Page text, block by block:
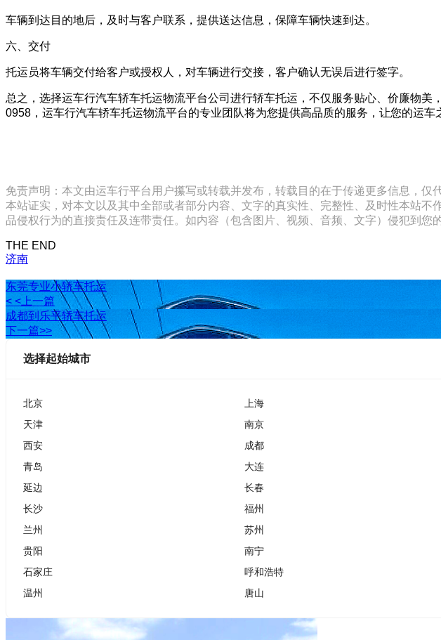
车辆到达目的地后，及时与客户联系，提供送达信息，保障车辆快速到达。
六、交付
托运员将车辆交付给客户或授权人，对车辆进行交接，客户确认无误后进行签字。
总之，选择运车行汽车轿车托运物流平台公司进行轿车托运，不仅服务贴心、价廉物
0958，运车行汽车轿车托运物流平台的专业团队将为您提供高品质的服务，让您的运车
免责声明：本文由运车行平台用户攥写或转载并发布，转载目的在于传递更多信息，
本站证实，对本文以及其中全部或者部分内容、文字的真实性、完整性、及时性本站
品侵权行为的直接责任及连带责任。如内容（包含图片、视频、音频、文字）侵犯到
THE END
济南
东莞专业小轿车托运
< <上一篇
成都到乐平轿车托运
下一篇>>
选择起始城市
北京 上海
天津
南京
西安
成都
青岛
大连
延边
长春
长沙
福州
兰州
苏州
贵阳
南宁
石家庄
呼和浩特
温州
唐山